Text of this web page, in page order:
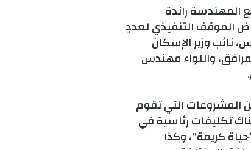
المهندسة راندة
الموقف التنفيذي لعددٍ
نائب وزير الإسكان
واللواء مهندس
المشروعات التي تقوم
تكليفات رئاسية في
كريمة”، وكذا